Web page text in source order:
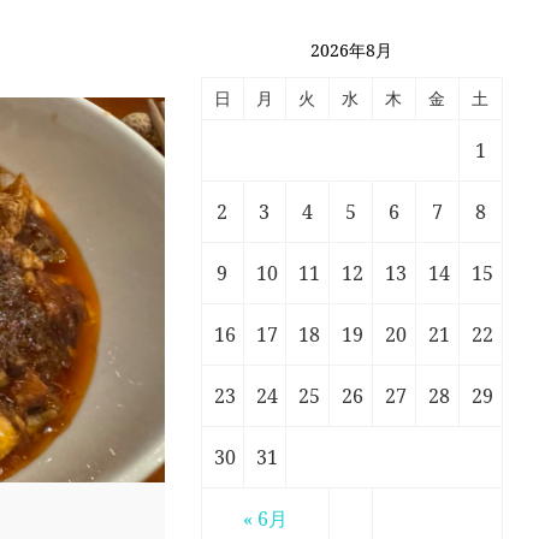
2026年8月
日 月 火 水 木 金 土
« 6月
1
2 3 4 5 6 7 8
9 10 11 12 13 14 15
16 17 18 19 20 21 22
23 24 25 26 27 28 29
30 31